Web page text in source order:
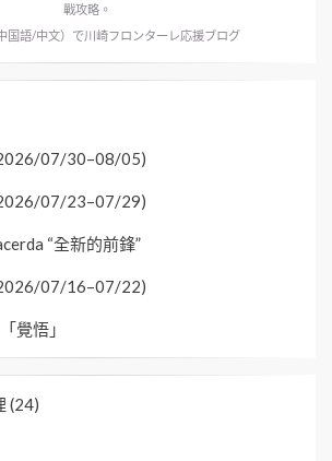
戰攻略。
国語/中文）で川崎フロンターレ応援ブログ
07/30–08/05)
07/23–07/29)
“全新的前鋒”
07/16–07/22)
覺悟」
(24)